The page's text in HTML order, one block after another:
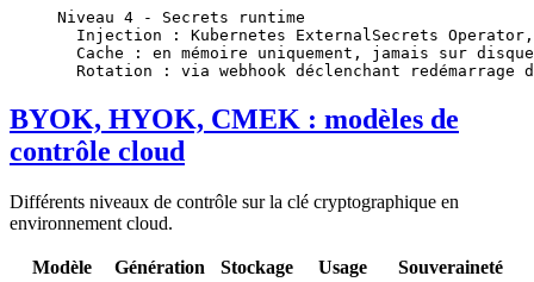
Niveau 4 - Secrets runtime
Injection : Kubernetes ExternalSecrets
  Cache : en mémoire uniquement, jamais sur disque
Rotation : via webhook déclenchant redémarrage
BYOK, HYOK, CMEK : modèles de
contrôle cloud
Différents niveaux de contrôle sur la clé cryptographique en
environnement cloud.
Modèle Génération Stockage Usage
Souveraineté